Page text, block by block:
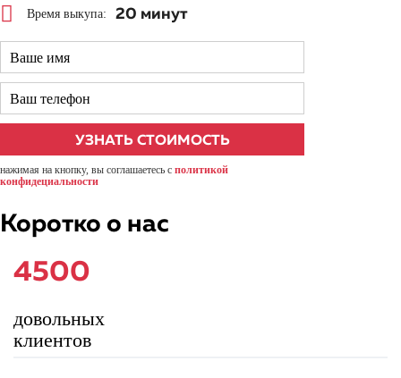
Время выкупа: 20 минут
нажимая на кнопку, вы соглашаетесь с политикой
конфидециальности
Коротко о нас
4500
довольных
клиентов